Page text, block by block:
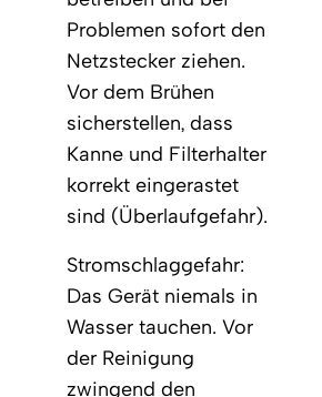
Problemen sofort den
Netzstecker ziehen.
Vor dem Brühen
sicherstellen, dass
Kanne und Filterhalter
korrekt eingerastet
sind (Überlaufgefahr).
Stromschlaggefahr:
Das Gerät niemals in
Wasser tauchen. Vor
der Reinigung
zwingend den